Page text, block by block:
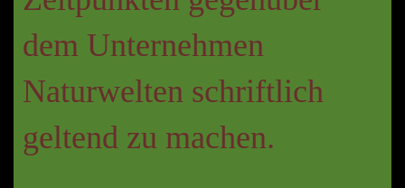
dem Unternehmen
Naturwelten schriftlich
geltend zu machen.